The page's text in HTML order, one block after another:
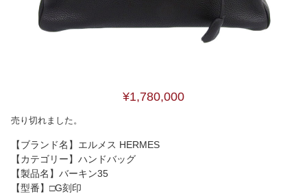
¥1,780,000
売り切れました。
【ブランド名】エルメス HERMES
【カテゴリー】ハンドバッグ
【製品名】バーキン35
【型番】□G刻印